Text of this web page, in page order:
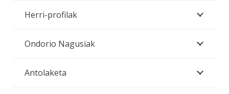
Herri-profilak
Ondorio Nagusiak
Antolaketa